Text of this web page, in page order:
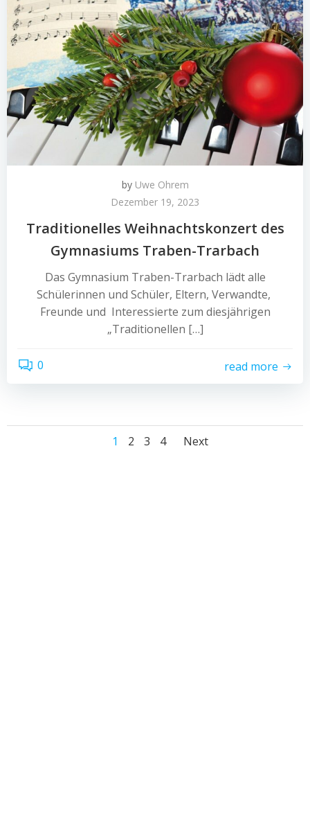
by Uwe Ohrem
Dezember 19, 2023
Traditionelles Weihnachtskonzert des
Gymnasiums Traben-Trarbach
Das Gymnasium Traben-Trarbach lädt alle
Schülerinnen und Schüler, Eltern, Verwandte,
Freunde und Interessierte zum diesjährigen
„Traditionellen […]
0 read more
Posts
Page
1 Page
2 Page
3 Page
4
Posts
Next